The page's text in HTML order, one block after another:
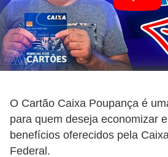
O Cartão Caixa Poupança é
para quem deseja economizar
benefícios oferecidos pela
Federal.
o
P
o
p
a
n
ç